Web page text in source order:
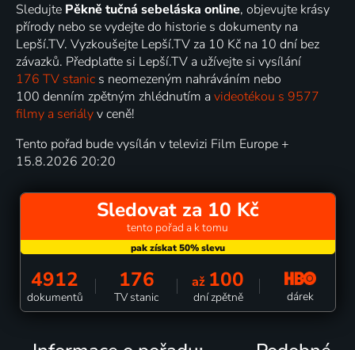
Sledujte Pěkně tučná sebeláska online, objevujte krásy
přírody nebo se vydejte do historie s dokumenty na
Lepší.TV. Vyzkoušejte Lepší.TV za 10 Kč na 10 dní bez
závazků. Předplaťte si Lepší.TV a užívejte si vysílání
176 TV stanic s neomezeným nahráváním nebo
100 denním zpětným zhlédnutím a videotékou s 9577
filmy a seriályv ceně!
Tento pořad bude vysílán v televizi Film Europe +
15.8.2026 20:20
Sledovat za 10 Kč
tento pořad a k tomu
4912
dokumentů
176
TV stanic
až 100
dní zpětně dárek